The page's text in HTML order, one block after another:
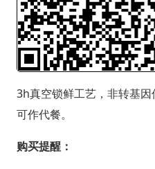
3h真空锁鲜工艺，非转基因
可作代餐。
购买提醒：